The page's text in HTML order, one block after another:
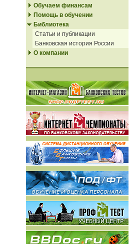
Обучаем финансам
Помощь в обучении
Библиотека
Статьи и публикации
Банковская история России
О компании